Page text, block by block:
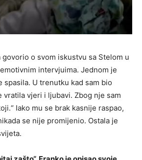
govorio o svom iskustvu sa Stelom u
intervjuima. Jednom je
spasila. U trenutku kad sam bio
vratila vjeri i ljubavi. Zbog nje sam
Iako mu se brak kasnije raspao,
se nije promijenio. Ostala je